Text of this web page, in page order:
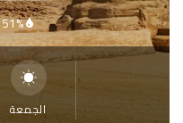
51%
الجمعة